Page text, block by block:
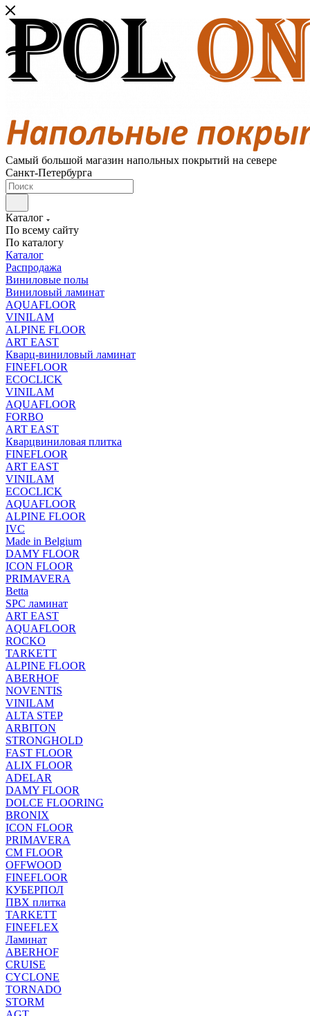
Самый большой магазин напольных покрытий на севере
Санкт-Петербурга
Каталог
По всему сайту
По каталогу
Каталог
Распродажа
Виниловые полы
Виниловый ламинат
AQUAFLOOR
VINILAM
ALPINE FLOOR
ART EAST
Кварц-виниловый ламинат
FINEFLOOR
ECOCLICK
VINILAM
AQUAFLOOR
FORBO
ART EAST
Кварцвиниловая плитка
FINEFLOOR
ART EAST
VINILAM
ECOCLICK
AQUAFLOOR
ALPINE FLOOR
IVC
Made in Belgium
DAMY FLOOR
ICON FLOOR
PRIMAVERA
Betta
SPC ламинат
ART EAST
AQUAFLOOR
ROCKO
TARKETT
ALPINE FLOOR
ABERHOF
NOVENTIS
VINILAM
ALTA STEP
ARBITON
STRONGHOLD
FAST FLOOR
ALIX FLOOR
ADELAR
DAMY FLOOR
DOLCE FLOORING
BRONIX
ICON FLOOR
PRIMAVERA
CM FLOOR
OFFWOOD
FINEFLOOR
КУБЕРПОЛ
ПВХ плитка
TARKETT
FINEFLEX
Ламинат
ABERHOF
CRUISE
CYCLONE
TORNADO
STORM